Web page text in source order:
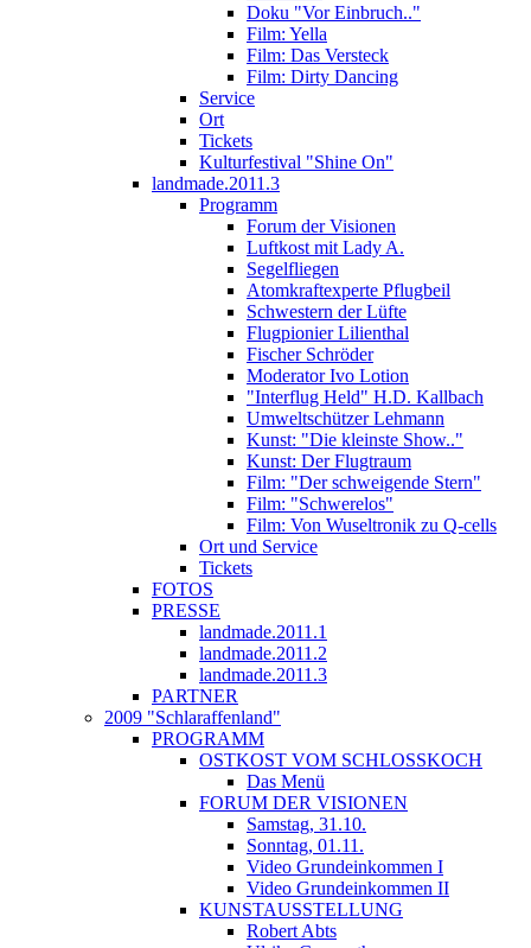
Doku "Vor Einbruch.."
Film: Yella
Film: Das Versteck
Film: Dirty Dancing
Service
Ort
Tickets
Kulturfestival "Shine On"
landmade.2011.3
Programm
Forum der Visionen
Luftkost mit Lady A.
Segelfliegen
Atomkraftexperte Pflugbeil
Schwestern der Lüfte
Flugpionier Lilienthal
Fischer Schröder
Moderator Ivo Lotion
"Interflug Held" H.D. Kallbach
Umweltschützer Lehmann
Kunst: "Die kleinste Show.."
Kunst: Der Flugtraum
Film: "Der schweigende Stern"
Film: "Schwerelos"
Film: Von Wuseltronik zu Q-cells
Ort und Service
Tickets
FOTOS
PRESSE
landmade.2011.1
landmade.2011.2
landmade.2011.3
PARTNER
2009 "Schlaraffenland"
PROGRAMM
OSTKOST VOM SCHLOSSKOCH
Das Menü
FORUM DER VISIONEN
Samstag, 31.10.
Sonntag, 01.11.
Video Grundeinkommen I
Video Grundeinkommen II
KUNSTAUSSTELLUNG
Robert Abts